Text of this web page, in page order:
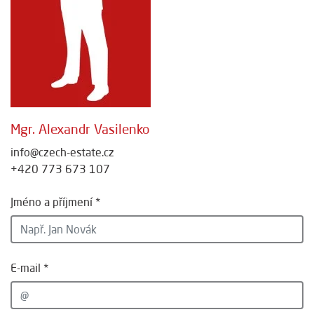
Mgr. Alexandr Vasilenko
info@czech-estate.cz
+420 773 673 107
Jméno a příjmení *
E-mail *